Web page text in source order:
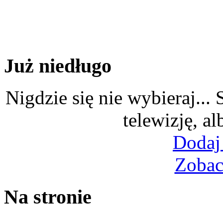
Już niedługo
Nigdzie się nie wybieraj...
telewizję,
Na stronie